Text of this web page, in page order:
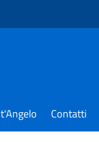
Contatti